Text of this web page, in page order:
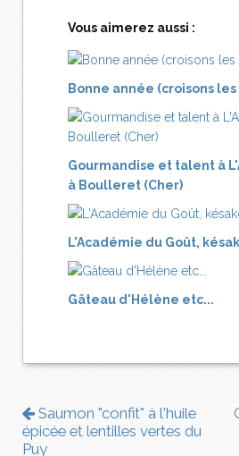
Vous aimerez aussi :
Bonne année (croisons
Gourmandise et talent à
à Boulleret (Cher)
L'Académie du Goût,
Gâteau d'Hélène etc...
Saumon "confit" à l'huile
épicée et lentilles vertes du
Puy